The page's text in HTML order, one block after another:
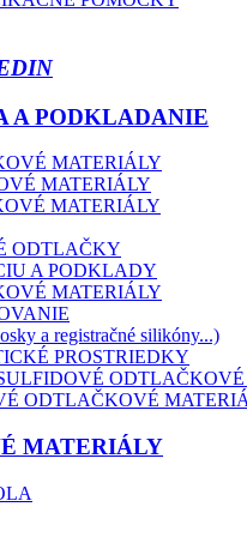
A PODKLADANIE
MATERIÁLY
MATERIÁLY
MATERIÁLY
ODTLAČKY
A PODKLADY
MATERIÁLY
a registračné silikóny...)
PROSTRIEDKY
ODTLAČKOVÉ
MATERIÁLY